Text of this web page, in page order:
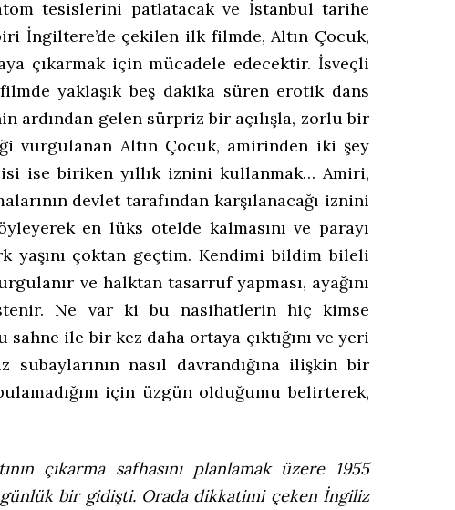
tesislerini patlatacak ve İstanbul tarihe
İngiltere’de çekilen ilk filmde, Altın Çocuk,
çıkarmak için mücadele edecektir. İsveçli
yaklaşık beş dakika süren erotik dans
ardından gelen sürpriz bir açılışla, zorlu bir
vurgulanan Altın Çocuk, amirinden iki şey
ise biriken yıllık iznini kullanmak… Amiri,
devlet tarafından karşılanacağı iznini
en lüks otelde kalmasını ve parayı
yaşını çoktan geçtim. Kendimi bildim bileli
ve halktan tasarruf yapması, ayağını
Ne var ki bu nasihatlerin hiç kimse
sahne ile bir kez daha ortaya çıktığını ve yeri
nasıl davrandığına ilişkin bir
için üzgün olduğumu belirterek,
çıkarma safhasını planlamak üzere 1955
günlük bir gidişti. Orada dikkatimi çeken İngiliz